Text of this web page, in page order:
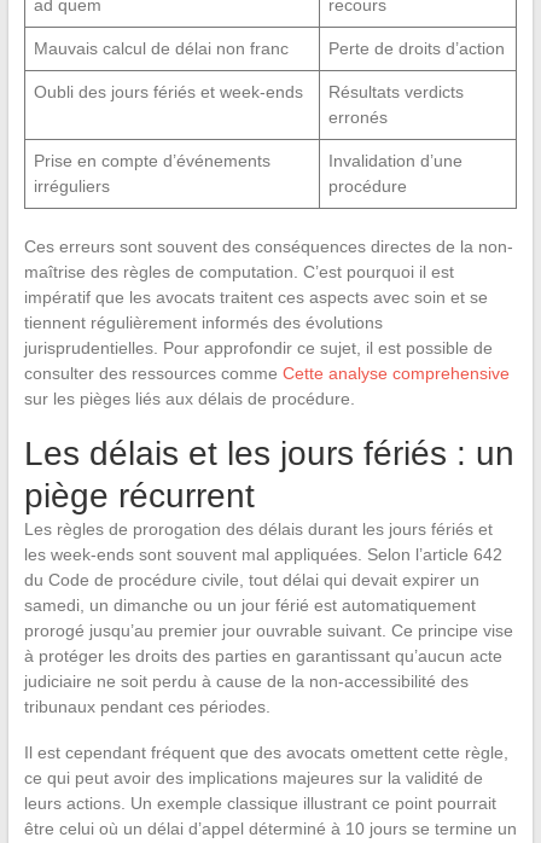
ad quem recours
Mauvais calcul de délai non franc Perte de droits d’action
Oubli des jours fériés et week-ends
Résultats verdicts
erronés
Prise en compte d’événements
irréguliers
Invalidation d’une
procédure
Ces erreurs sont souvent des conséquences directes de la non-
maîtrise des règles de computation. C’est pourquoi il est
impératif que les avocats traitent ces aspects avec soin et se
tiennent régulièrement informés des évolutions
jurisprudentielles. Pour approfondir ce sujet, il est possible de
consulter des ressources comme Cette analyse comprehensive
sur les pièges liés aux délais de procédure.
Les délais et les jours fériés : un
piège récurrent
Les règles de prorogation des délais durant les jours fériés et
les week-ends sont souvent mal appliquées. Selon l’article 642
du Code de procédure civile, tout délai qui devait expirer un
samedi, un dimanche ou un jour férié est automatiquement
prorogé jusqu’au premier jour ouvrable suivant. Ce principe vise
à protéger les droits des parties en garantissant qu’aucun acte
judiciaire ne soit perdu à cause de la non-accessibilité des
tribunaux pendant ces périodes.
Il est cependant fréquent que des avocats omettent cette règle,
ce qui peut avoir des implications majeures sur la validité de
leurs actions. Un exemple classique illustrant ce point pourrait
être celui où un délai d’appel déterminé à 10 jours se termine un